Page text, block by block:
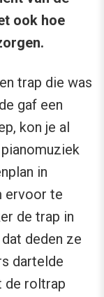
ook hoe
trap die was
gaf een
kon je al
in
ervoor te
de trap in
deden ze
dartelde
de roltrap